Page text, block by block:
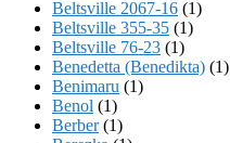
Beltsville 2067-16 (1)
Beltsville 355-35 (1)
Beltsville 76-23 (1)
Benedetta (Benedikta) (1)
Benimaru (1)
Benol (1)
Berber(1)